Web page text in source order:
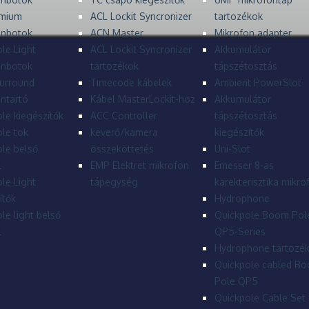
Light
kiegészítők
tok
belső
Light
light belső
ACL Lockit Syncronizer
ACN Master
ACL Lockit Syncronizer
tartozékok
Timecode kábelek
Kábel MasterLockit-hoz
ACC Controller
keverő/kamera
összeköttetés
EMP Elektret mikrofon
tápegység
tartozékok
Mikrofon adapter
Akkumulátor
tápszétosztás
Ambient PowerSlot
Akkumulátor
tápszétosztás
kiegészítők
Uni-Slot
Emesser 8-as
karekterisztika
Hydrophone
Quickpole Boom
QP5-Series
Hydrophone
Quickpole cabled
Pole QP5
Quickpole Cable Set